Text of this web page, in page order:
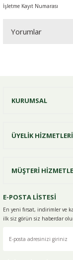
İşletme Kayıt Numarası
Yorumlar
KURUMSAL
ÜYELİK HİZMETLERİ
MÜŞTERİ
E-POSTA LİSTESİ
En yeni fırsat, indirimler ve
ilk siz görün siz haberdar